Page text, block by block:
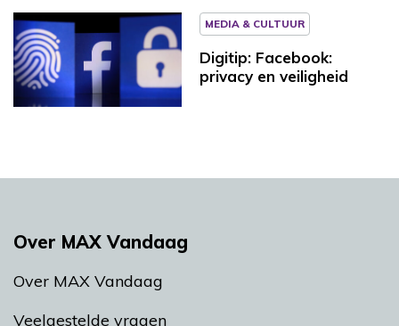
MEDIA & CULTUUR
Digitip: Facebook:
privacy en veiligheid
Over MAX Vandaag
Over MAX Vandaag
Veelgestelde vragen